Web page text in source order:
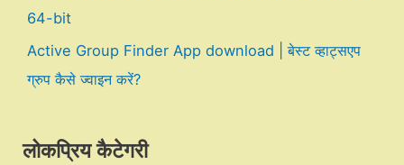
64-bit
Active Group Finder App download | बेस्ट व्हाट्सएप
ग्रुप कैसे ज्वाइन करें?
लोकप्रिय कैटेगरी